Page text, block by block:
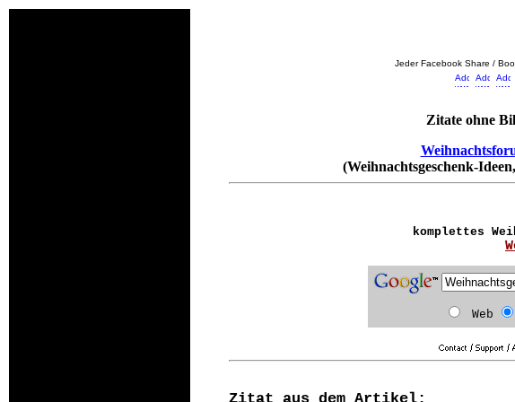
Jeder Facebook Share /
Zitate ohne
(Weihnachtsgeschenk-
komplettes
Web